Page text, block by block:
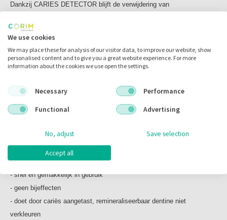
Dankzij CARIES DETECTOR blijft de verwijdering van
vitaliteit van de pulpa beschermd en blijft een maximale hoeveelheid
Vele studies toonden aan dat na "volledige" excavatie in meer dan
50% van de gevallen nog cariës restanten werden teruggevonden die
DETECTOR konden worden opgespoord. Het is een objectieve
methode, waarmee een onderscheid kan worden gemaakt tussen
maximaal kan worden beschermd
Kenmerken:
- snel en gemakkelijk in gebruik
- geen bijeffecten
- doet door cariës aangetast, remineraliseerbaar dentine niet
verkleuren
We use cookies
We may place these for analysis of our visitor data, to improve our website, show
personalised content and to give you a great website experience. For more
information about the cookies we use open the settings.
Necessary
Performance
Functional
Advertising
No, adjust Save selection
Accept all